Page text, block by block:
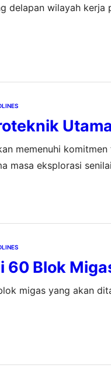
delapan wilayah
memenuhi
masa eksplorasi
60 Blok
migas yang akan